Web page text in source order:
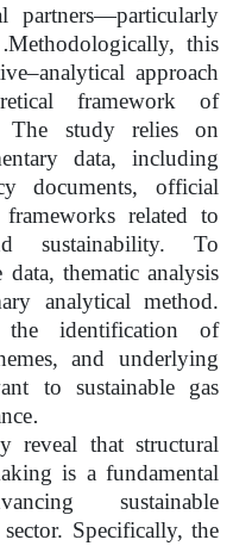
partners—particularly
Methodologically, this
approach
framework of
The study relies on
data, including
documents, official
related to
sustainability. To
thematic analysis
analytical method.
the identification of
and underlying
to sustainable gas
.
reveal that structural
is a fundamental
sustainable
Specifically, the